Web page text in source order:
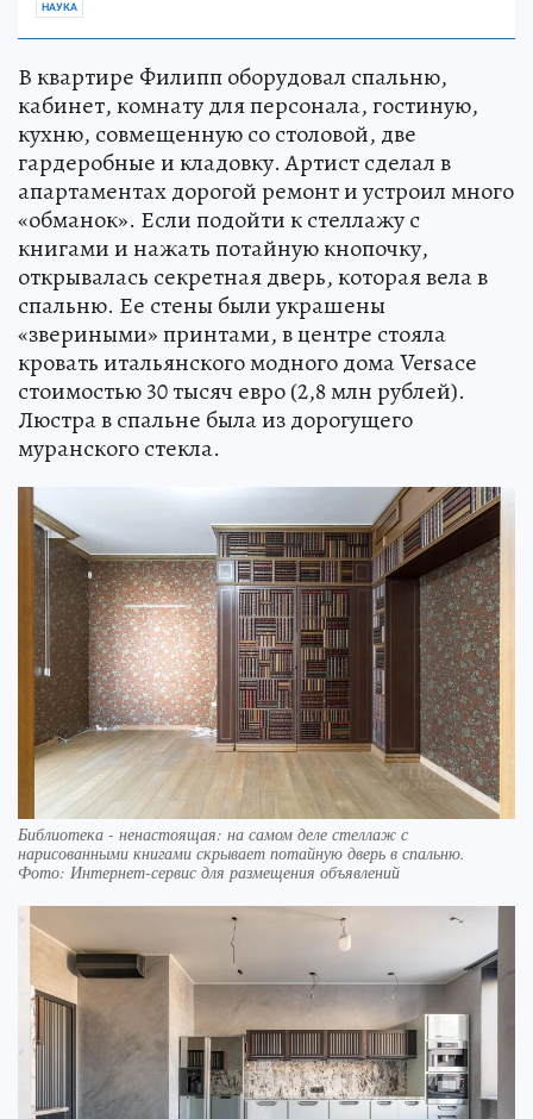
НАУКА
В квартире Филипп оборудовал спальню,
кабинет, комнату для персонала, гостиную,
кухню, совмещенную со столовой, две
гардеробные и кладовку. Артист сделал в
апартаментах дорогой ремонт и устроил много
«обманок». Если подойти к стеллажу с
книгами и нажать потайную кнопочку,
открывалась секретная дверь, которая вела в
спальню. Ее стены были украшены
«звериными» принтами, в центре стояла
кровать итальянского модного дома Versace
стоимостью 30 тысяч евро (2,8 млн рублей).
Люстра в спальне была из дорогущего
муранского стекла.
Библиотека - ненастоящая: на самом деле стеллаж с
нарисованными книгами скрывает потайную дверь в спальню.
Фото: Интернет-сервис для размещения объявлений